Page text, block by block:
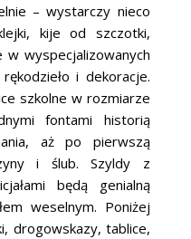
– wystarczy nieco
kije od szczotki,
wyspecjalizowanych
i dekoracje.
szkolne w rozmiarze
fontami historią
aż po pierwszą
i ślub. Szyldy z
będą genialną
weselnym. Poniżej
drogowskazy, tablice,